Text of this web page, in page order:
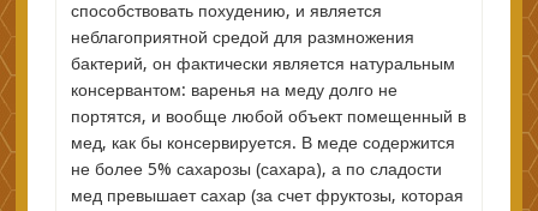
способствовать похудению, и является
неблагоприятной средой для размножения
бактерий, он фактически является натуральным
консервантом: варенья на меду долго не
портятся, и вообще любой объект помещенный в
мед, как бы консервируется. В меде содержится
не более 5% сахарозы (сахара), а по сладости
мед превышает сахар (за счет фруктозы, которая